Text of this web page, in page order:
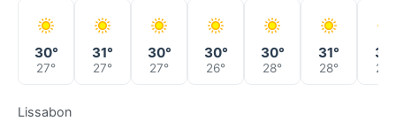
30°
27°
31°
27°
30°
27°
30°
26°
30°
28°
31°
28°
31°
28°
Lissabon